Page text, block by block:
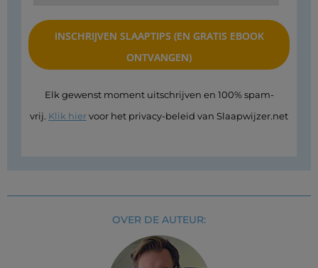
Elk gewenst moment uitschrijven en 100% spam-
vrij. Klik hiervoor het privacy-beleid van Slaapwijzer.net
OVER DE AUTEUR: